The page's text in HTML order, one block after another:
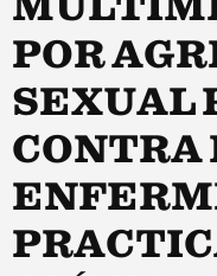
POR
SEXUAL
CONTRA